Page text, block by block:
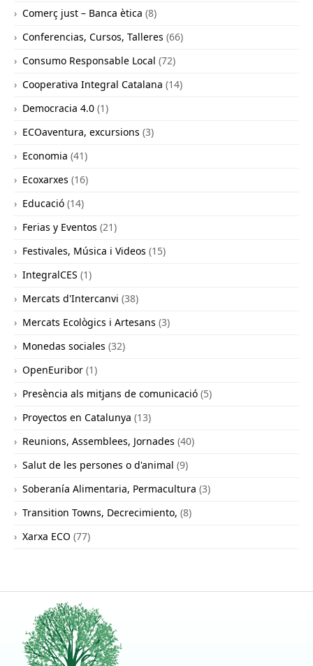
Comerç just – Banca ètica (8)
Conferencias, Cursos, Talleres (66)
Consumo Responsable Local (72)
Cooperativa Integral Catalana (14)
Democracia 4.0 (1)
ECOaventura, excursions (3)
Economia (41)
Ecoxarxes (16)
Educació (14)
Ferias y Eventos (21)
Festivales, Música i Videos (15)
IntegralCES (1)
Mercats d'Intercanvi (38)
Mercats Ecològics i Artesans (3)
Monedas sociales (32)
OpenEuribor (1)
Presència als mitjans de comunicació (5)
Proyectos en Catalunya (13)
Reunions, Assemblees, Jornades (40)
Salut de les persones o d'animal (9)
Soberanía Alimentaria, Permacultura (3)
Transition Towns, Decrecimiento, (8)
Xarxa ECO (77)